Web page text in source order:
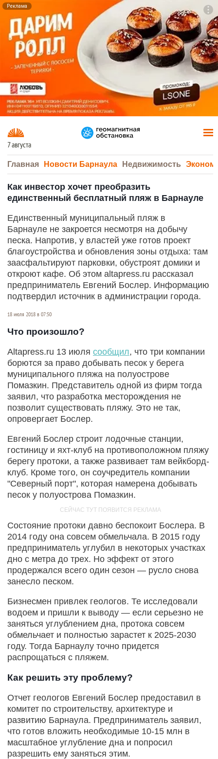
Реклама
7 августа
Главная Новости Барнаула Недвижимость
Как инвестор хочет преобразить
единственный бесплатный пляж в Барнауле
Единственный муниципальный пляж в
Барнауле не закроется несмотря на добычу
песка. Напротив, у властей уже готов проект
благоустройства и обновления зоны отдыха: там
заасфальтируют парковки, обустроят домики и
откроют кафе. Об этом altapress.ru рассказал
предприниматель Евгений Бослер. Информацию
подтвердил источник в администрации города.
18 июля 2018 в 07:50
Что произошло?
Altapress.ru 13 июля сообщил, что три компании
борются за право добывать песок у берега
муниципального пляжа на полуострове
Помазкин. Представитель одной из фирм тогда
заявил, что разработка месторождения не
позволит существовать пляжу. Это не так,
опровергает Бослер.
Евгений Бослер строит лодочные станции,
гостиницу и яхт-клуб на противоположном пляжу
берегу протоки, а также развивает там вейкборд-
клуб. Кроме того, он соучредитель компании
"Северный порт", которая намерена добывать
песок у полуострова Помазкин.
Состояние протоки давно беспокоит Бослера. В
2014 году она совсем обмельчала. В 2015 году
предприниматель углубил в некоторых участках
дно с метра до трех. Но эффект от этого
продержался всего один сезон — русло снова
занесло песком.
Бизнесмен привлек геологов. Те исследовали
водоем и пришли к выводу — если серьезно не
заняться углублением дна, протока совсем
обмельчает и полностью зарастет к 2025-2030
году. Тогда Барнаулу точно придется
распрощаться с пляжем.
Как решить эту проблему?
Отчет геологов Евгений Бослер предоставил в
комитет по строительству, архитектуре и
развитию Барнаула. Предприниматель заявил,
что готов вложить необходимые 10-15 млн в
масштабное углубление дна и попросил
разрешить ему заняться этим.